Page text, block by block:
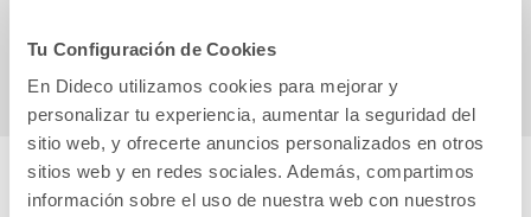
Tu Configuración de Cookies
En Dideco utilizamos cookies para mejorar y
personalizar tu experiencia, aumentar la seguridad del
sitio web, y ofrecerte anuncios personalizados en otros
sitios web y en redes sociales. Además, compartimos
información sobre el uso de nuestra web con nuestros
Comprar